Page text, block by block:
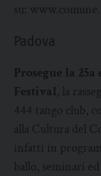
su:
Padova
Prosegue la
Festival, la
444 tango club,
alla Cultura del
infatti in
ballo, seminari